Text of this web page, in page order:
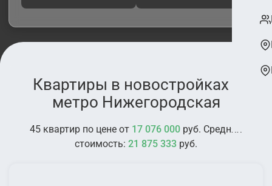
Квартиры в новостройках у
метро Нижегородская
45 квартир по цене от 17 076 000 руб. Средняя
стоимость: 21 875 333 руб.